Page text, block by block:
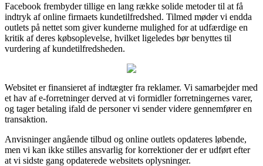
Facebook frembyder tillige en lang række solide metoder til at få
indtryk af online firmaets kundetilfredshed. Tilmed møder vi endda
outlets på nettet som giver kunderne mulighed for at udfærdige en
kritik af deres købsoplevelse, hvilket ligeledes bør benyttes til
vurdering af kundetilfredsheden.
Websitet er finansieret af indtægter fra reklamer. Vi samarbejder med
et hav af e-forretninger derved at vi formidler forretningernes varer,
og tager betaling ifald de personer vi sender videre gennemfører en
transaktion.
Anvisninger angående tilbud og online outlets opdateres løbende,
men vi kan ikke stilles ansvarlig for korrektioner der er udført efter
at vi sidste gang opdaterede websitets oplysninger.